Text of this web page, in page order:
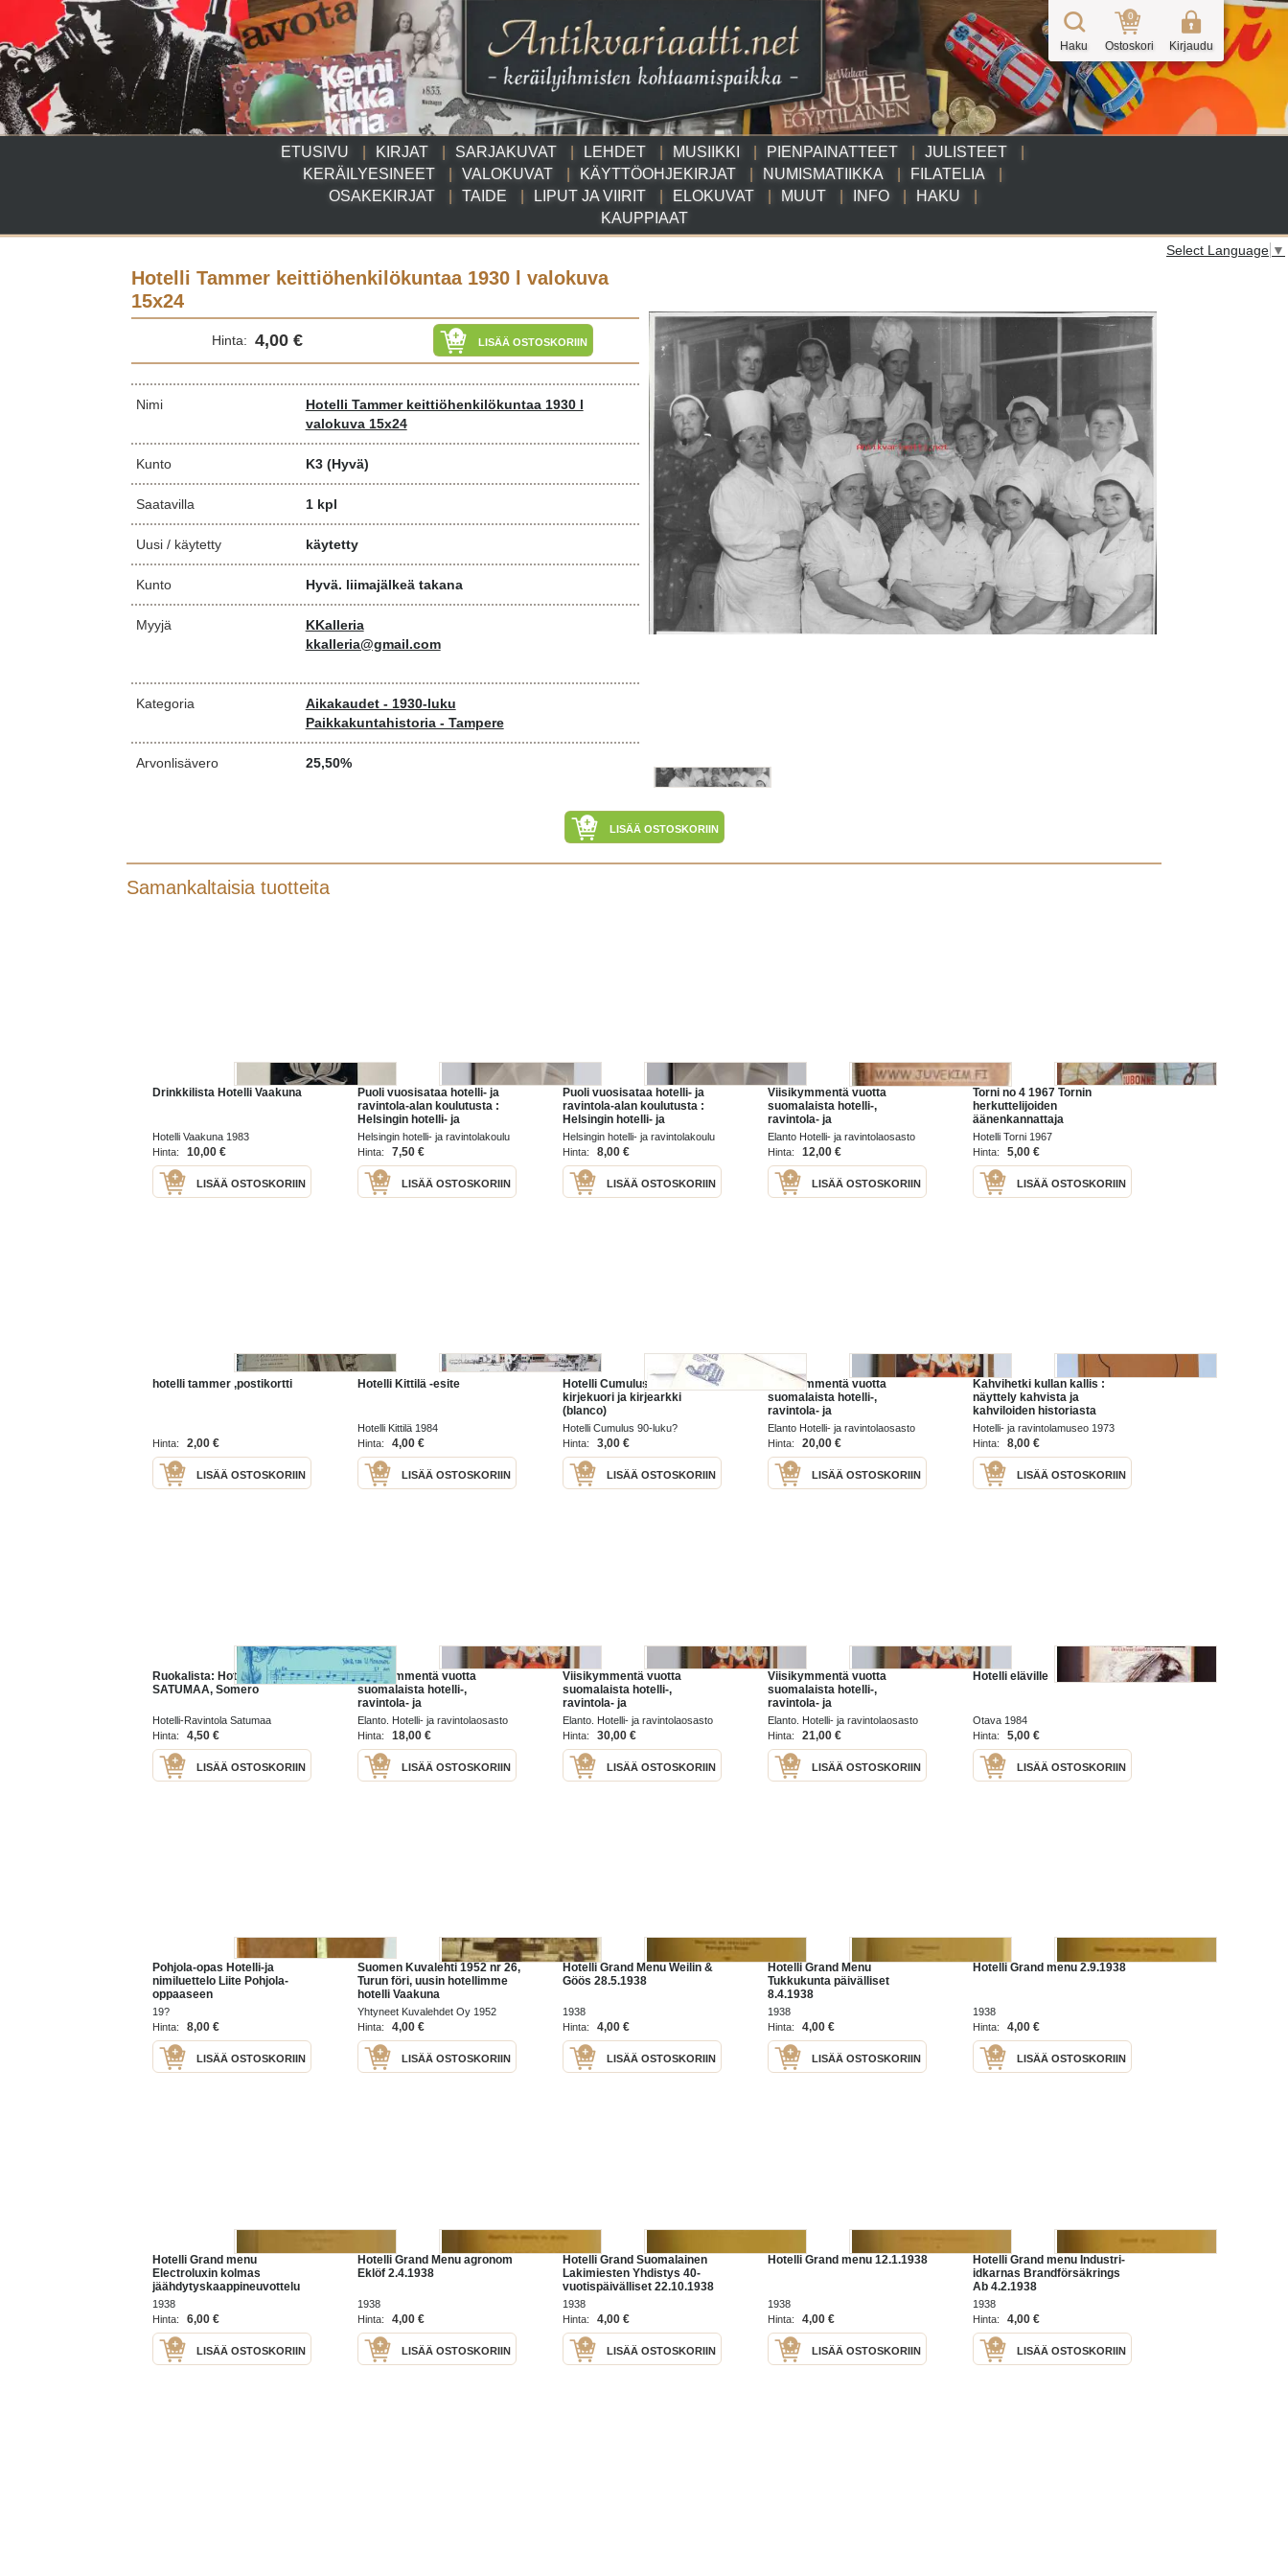
ETUSIVU KIRJAT SARJAKUVAT LEHDET MUSIIKKI PIENPAINATTEET
JULISTEET
KERÄILYESINEET
VALOKUVAT KÄYTTÖOHJEKIRJAT NUMISMATIIKKA
FILATELIA
OSAKEKIRJAT
TAIDE LIPUT JA VIIRIT ELOKUVAT MUUT INFO
HAKU
KAUPPIAAT
Haku
0
Ostoskori Kirjaudu
Select Language ▼
Hotelli Tammer keittiöhenkilökuntaa 1930 l valokuva
15x24
Hinta: 4,00 € LISÄÄ OSTOSKORIIN
Nimi
Hotelli Tammer keittiöhenkilökuntaa 1930 l
valokuva 15x24
Kunto K3 (Hyvä)
Saatavilla 1 kpl
Uusi / käytetty käytetty
Kunto Hyvä. liimajälkeä takana
Myyjä
KKalleria
kkalleria@gmail.com
Kategoria
Aikakaudet - 1930-luku
Paikkakuntahistoria - Tampere
Arvonlisävero 25,50%
LISÄÄ OSTOSKORIIN
Samankaltaisia tuotteita
Drinkkilista Hotelli Vaakuna
Hotelli Vaakuna 1983
Hinta:
10,00 €
LISÄÄ OSTOSKORIIN
Puoli vuosisataa hotelli- ja
ravintola-alan koulutusta :
Helsingin hotelli- ja
ravintolakoulun 50-
vuotishistoriikki
Helsingin hotelli- ja ravintolakoulu
1984
Hinta: 7,50 €
LISÄÄ OSTOSKORIIN
Puoli vuosisataa hotelli- ja
ravintola-alan koulutusta :
Helsingin hotelli- ja
ravintolakoulun 50-
vuotishistoriikki
Helsingin hotelli- ja ravintolakoulu
1984
Hinta: 8,00 €
LISÄÄ OSTOSKORIIN
Viisikymmentä vuotta
suomalaista hotelli-,
ravintola- ja
kahvilamainontaa
Elanto Hotelli- ja ravintolaosasto
1988
Hinta: 12,00 €
LISÄÄ OSTOSKORIIN
Torni no 4 1967 Tornin
herkuttelijoiden
äänenkannattaja
Hotelli Torni 1967
Hinta:
5,00 €
LISÄÄ OSTOSKORIIN
hotelli tammer ,postikortti
Hinta: 2,00 €
LISÄÄ OSTOSKORIIN
Hotelli Kittilä -esite
Hotelli Kittilä 1984
Hinta:
4,00 €
LISÄÄ OSTOSKORIIN
Hotelli Cumulus Jyväskylä
kirjekuori ja kirjearkki
(blanco)
Hotelli Cumulus 90-luku?
Hinta:
3,00 €
LISÄÄ OSTOSKORIIN
Viisikymmentä vuotta
suomalaista hotelli-,
ravintola- ja
kahvilamainontaa
Elanto Hotelli- ja ravintolaosasto
1988
Hinta: 20,00 €
LISÄÄ OSTOSKORIIN
Kahvihetki kullan kallis :
näyttely kahvista ja
kahviloiden historiasta
avataan Hotelli- ja
ravintolamuseossa
11.12.1973
Hotelli- ja ravintolamuseo 1973
Hinta:
8,00 €
LISÄÄ OSTOSKORIIN
Ruokalista: Hotelli-Ravintola
SATUMAA, Somero
Hotelli-Ravintola Satumaa
Hinta:
4,50 €
LISÄÄ OSTOSKORIIN
Viisikymmentä vuotta
suomalaista hotelli-,
ravintola- ja
kahvilamainontaa
Elanto. Hotelli- ja ravintolaosasto
1988
Hinta: 18,00 €
LISÄÄ OSTOSKORIIN
Viisikymmentä vuotta
suomalaista hotelli-,
ravintola- ja
kahvilamainontaa (tekijän
omiste, signeerattu)
Elanto. Hotelli- ja ravintolaosasto
1988
Hinta: 30,00 €
LISÄÄ OSTOSKORIIN
Viisikymmentä vuotta
suomalaista hotelli-,
ravintola- ja
kahvilamainontaa
Elanto. Hotelli- ja ravintolaosasto
1988
Hinta: 21,00 €
LISÄÄ OSTOSKORIIN
Hotelli eläville
Otava 1984
Hinta:
5,00 €
LISÄÄ OSTOSKORIIN
Pohjola-opas Hotelli-ja
nimiluettelo Liite Pohjola-
oppaaseen
19?
Hinta:
8,00 €
LISÄÄ OSTOSKORIIN
Suomen Kuvalehti 1952 nr 26,
Turun föri, uusin hotellimme
hotelli Vaakuna
Yhtyneet Kuvalehdet Oy 1952
Hinta:
4,00 €
LISÄÄ OSTOSKORIIN
Hotelli Grand Menu Weilin &
Göös 28.5.1938
1938
Hinta:
4,00 €
LISÄÄ OSTOSKORIIN
Hotelli Grand Menu
Tukkukunta päivälliset
8.4.1938
1938
Hinta:
4,00 €
LISÄÄ OSTOSKORIIN
Hotelli Grand menu 2.9.1938
1938
Hinta:
4,00 €
LISÄÄ OSTOSKORIIN
Hotelli Grand menu
Electroluxin kolmas
jäähdytyskaappineuvottelu
Helsingissä 18-19.3.1938
1938
Hinta:
6,00 €
LISÄÄ OSTOSKORIIN
Hotelli Grand Menu agronom
Eklöf 2.4.1938
1938
Hinta:
4,00 €
LISÄÄ OSTOSKORIIN
Hotelli Grand Suomalainen
Lakimiesten Yhdistys 40-
vuotispäivälliset 22.10.1938
pöytäkartta
1938
Hinta:
4,00 €
LISÄÄ OSTOSKORIIN
Hotelli Grand menu 12.1.1938
1938
Hinta:
4,00 €
LISÄÄ OSTOSKORIIN
Hotelli Grand menu Industri-
idkarnas Brandförsäkrings
Ab 4.2.1938
1938
Hinta:
4,00 €
LISÄÄ OSTOSKORIIN